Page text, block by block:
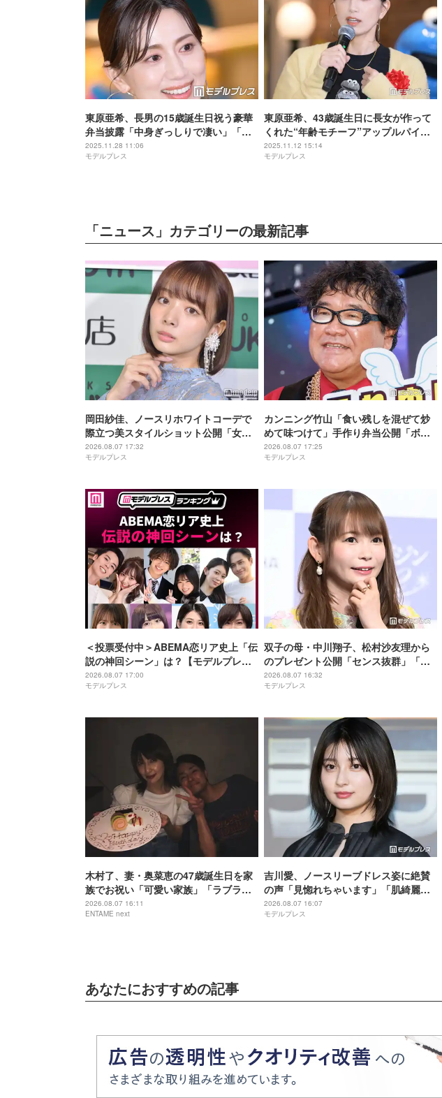
東原亜希、長男の15歳誕生日祝う豪華
弁当披露「中身ぎっしりで凄い」「喜
びそう」の声
2025.11.28 11:06
モデルプレス
東原亜希、43歳誕生日に長女が作って
くれた“年齢モチーフ”アップルパイ公
開「売り物レベル」「数字の形になっ
てるのすごい」と絶賛の声
2025.11.12 15:14
モデルプレス
「ニュース」カテゴリーの最新記事
岡田紗佳、ノースリホワイトコーデで
際立つ美スタイルショット公開「女
神」「目の保養」の声
2026.08.07 17:32
モデルプレス
カンニング竹山「食い残しを混ぜて炒
めて味つけて」手作り弁当公開「ボリ
ュームすごい」「ぎっしり詰まって
る」の声
2026.08.07 17:25
モデルプレス
＜投票受付中＞ABEMA恋リア史上「伝
説の神回シーン」は？【モデルプレス
ランキング】
2026.08.07 17:00
モデルプレス
双子の母・中川翔子、松村沙友理から
のプレゼント公開「センス抜群」「も
らったら嬉しい」と反響
2026.08.07 16:32
モデルプレス
木村了、妻・奥菜恵の47歳誕生日を家
族でお祝い「可愛い家族」「ラブラブ
ですね」の声
2026.08.07 16:11
ENTAME next
吉川愛、ノースリーブドレス姿に絶賛
の声「見惚れちゃいます」「肌綺麗す
ぎる」
2026.08.07 16:07
モデルプレス
あなたにおすすめの記事